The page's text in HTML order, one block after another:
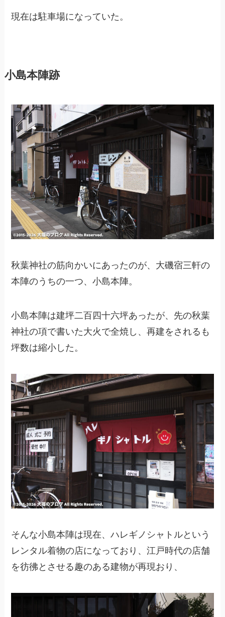
現在は駐車場になっていた。
小島本陣跡
秋葉神社の筋向かいにあったのが、大磯宿三軒の
本陣のうちの一つ、小島本陣。
小島本陣は建坪二百四十六坪あったが、先の秋葉
神社の項で書いた大火で全焼し、再建をされるも
坪数は縮小した。
そんな小島本陣は現在、ハレギノシャトルという
レンタル着物の店になっており、江戸時代の店舗
を彷彿とさせる趣のある建物が再現おり、